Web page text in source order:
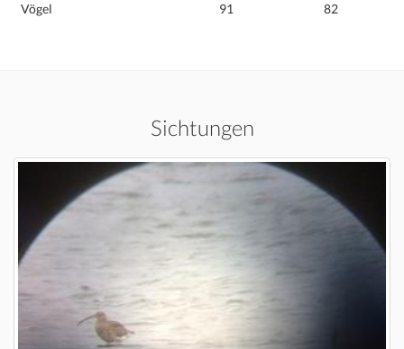
Vögel 91 82
Sichtungen